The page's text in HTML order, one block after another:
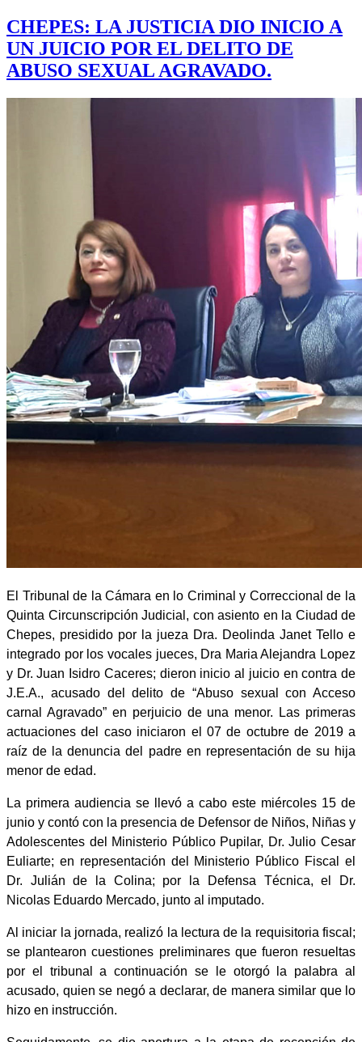
CHEPES: LA JUSTICIA DIO INICIO A
UN JUICIO POR EL DELITO DE
ABUSO SEXUAL AGRAVADO.
El Tribunal de la Cámara en lo Criminal y Correccional de la
Quinta Circunscripción Judicial, con asiento en la Ciudad de
Chepes, presidido por la jueza Dra. Deolinda Janet Tello e
integrado por los vocales jueces, Dra Maria Alejandra Lopez
y Dr. Juan Isidro Caceres; dieron inicio al juicio en contra de
J.E.A., acusado del delito de “Abuso sexual con Acceso
carnal Agravado” en perjuicio de una menor. Las primeras
actuaciones del caso iniciaron el 07 de octubre de 2019 a
raíz de la denuncia del padre en representación de su hija
menor de edad.
La primera audiencia se llevó a cabo este miércoles 15 de
junio y contó con la presencia de Defensor de Niños, Niñas y
Adolescentes del Ministerio Público Pupilar, Dr. Julio Cesar
Euliarte; en representación del Ministerio Público Fiscal el
Dr. Julián de la Colina; por la Defensa Técnica, el Dr.
Nicolas Eduardo Mercado, junto al imputado.
Al iniciar la jornada, realizó la lectura de la requisitoria fiscal;
se plantearon cuestiones preliminares que fueron resueltas
por el tribunal a continuación se le otorgó la palabra al
acusado, quien se negó a declarar, de manera similar que lo
hizo en instrucción.